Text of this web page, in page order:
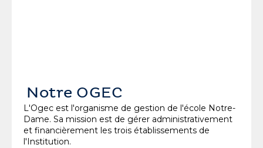
Notre OGEC
L'Ogec est l'organisme de gestion de l'école Notre-
Dame. Sa mission est de gérer administrativement
et financièrement les trois établissements de
l'Institution.